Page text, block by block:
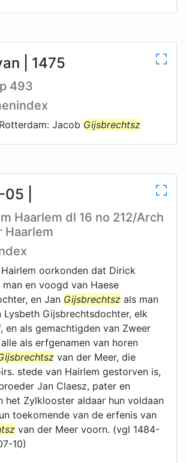
| 1475
493
Jacob Gijsbrechtsz
|
Haarlem dl 16 no 212/Arch
Haarlem
oorkonden dat Dirick
man en voogd van Haese
en Jan Gijsbrechtsz als man
Lysbeth Gijsbrechtsdochter, elk
en als gemachtigden van Zweer
alle als erfgenamen van horen
van der Meer, die
stede van Hairlem gestorven is,
Jan Claesz, pater en
het Zylklooster aldaar hun voldaan
toekomende van de erfenis van
van der Meer voorn. (vgl 1484-
10)